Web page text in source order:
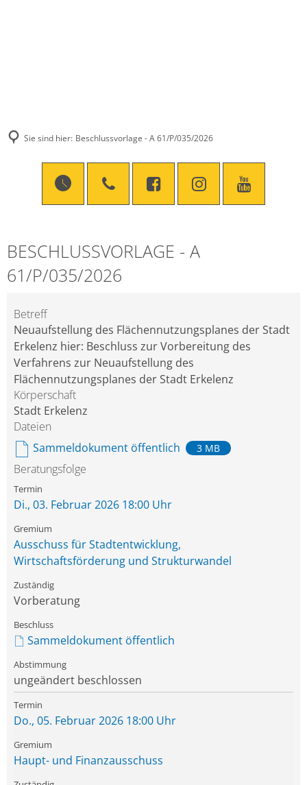
Sie sind hier: Beschlussvorlage - A 61/P/035/2026
BESCHLUSSVORLAGE - A
61/P/035/2026
Betreff
Neuaufstellung des Flächennutzungsplanes der Stadt
Erkelenz hier: Beschluss zur Vorbereitung des
Verfahrens zur Neuaufstellung des
Flächennutzungsplanes der Stadt Erkelenz
Körperschaft
Stadt Erkelenz
Dateien
Sammeldokument öffentlich
3 MB
Beratungsfolge
Di., 03. Februar 2026 18:00 Uhr
Ausschuss für Stadtentwicklung,
Wirtschaftsförderung und Strukturwandel
Vorberatung
Sammeldokument öffentlich
ungeändert beschlossen
Do., 05. Februar 2026 18:00 Uhr
Haupt- und Finanzausschuss